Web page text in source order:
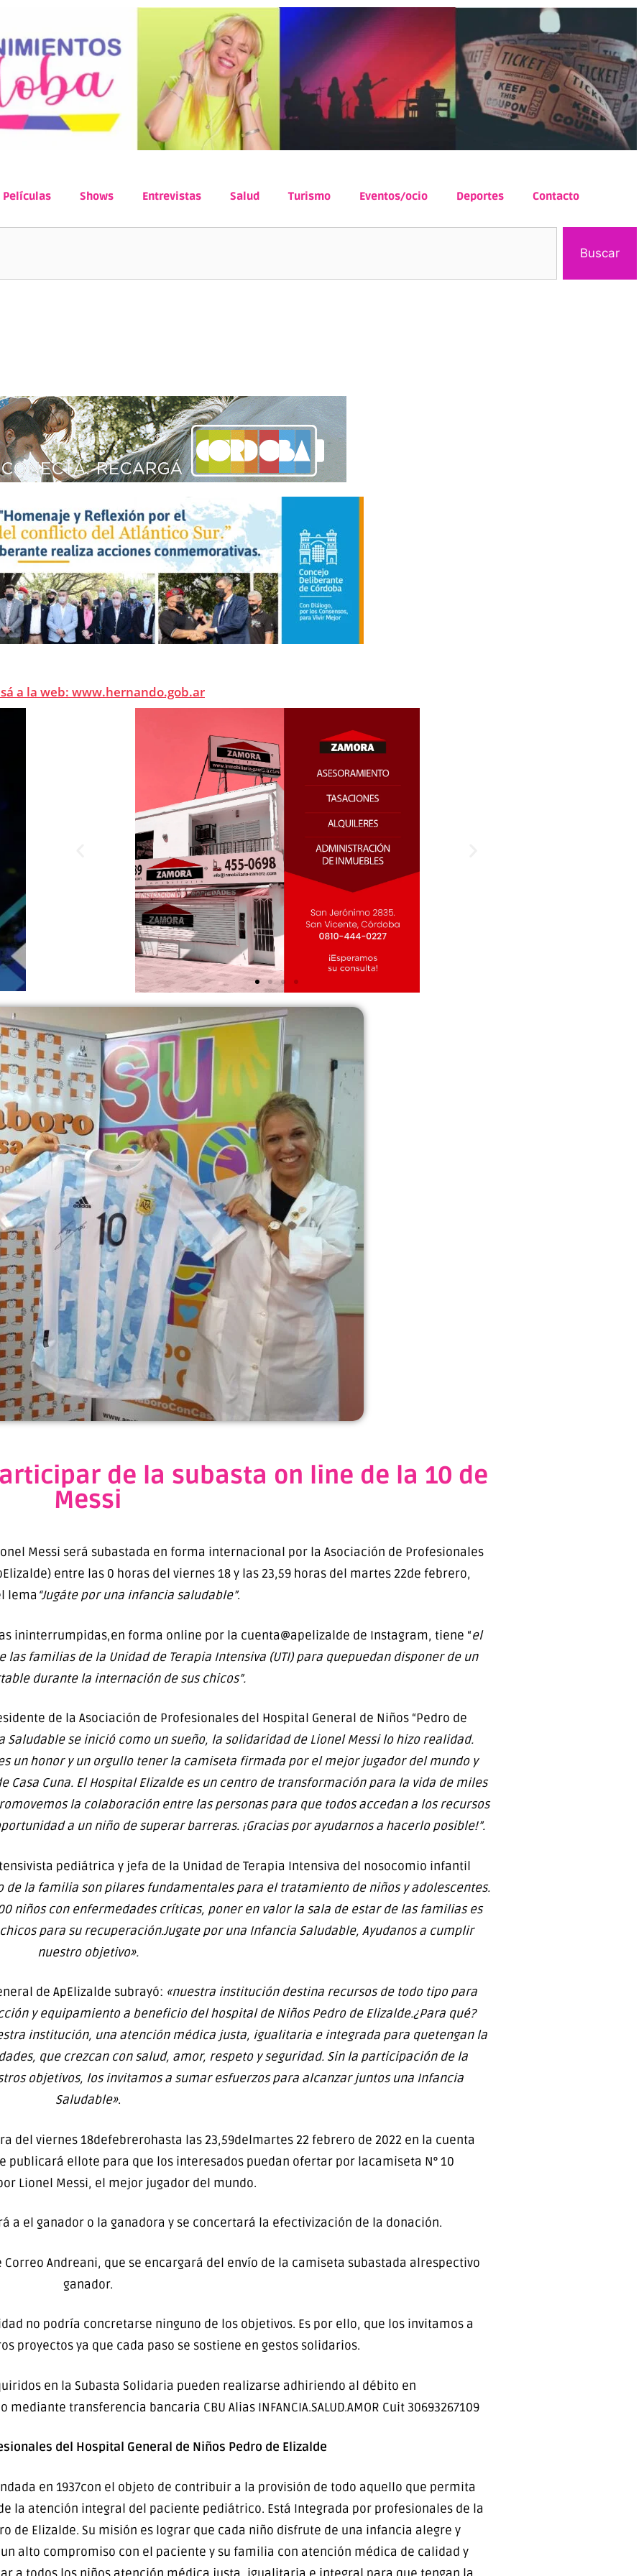
Películas Shows Entrevistas Salud Turismo Eventos/ocio Deportes Contacto
Buscar
a la web: www.hernando.gob.ar
de la subasta on line de la 10 de
Messi
Messi será subastada en forma internacional por la Asociación de Profesionales
entre las 0 horas del viernes 18 y las 23,59 horas del martes 22de febrero,
lema “Jugáte por una infancia saludable”.
ininterrumpidas,en forma online por la cuenta@apelizalde de Instagram, tiene “el
familias de la Unidad de Terapia Intensiva (UTI) para quepuedan disponer de un
durante la internación de sus chicos”.
de la Asociación de Profesionales del Hospital General de Niños “Pedro de
Saludable se inició como un sueño, la solidaridad de Lionel Messi lo hizo realidad.
un honor y un orgullo tener la camiseta firmada por el mejor jugador del mundo y
Cuna. El Hospital Elizalde es un centro de transformación para la vida de miles
la colaboración entre las personas para que todos accedan a los recursos
a un niño de superar barreras. ¡Gracias por ayudarnos a hacerlo posible!”.
pediátrica y jefa de la Unidad de Terapia Intensiva del nosocomio infantil
de la familia son pilares fundamentales para el tratamiento de niños y adolescentes.
niños con enfermedades críticas, poner en valor la sala de estar de las familias es
para su recuperación.Jugate por una Infancia Saludable, Ayudanos a cumplir
nuestro objetivo».
de ApElizalde subrayó: «nuestra institución destina recursos de todo tipo para
y equipamiento a beneficio del hospital de Niños Pedro de Elizalde.¿Para qué?
institución, una atención médica justa, igualitaria e integrada para quetengan la
que crezcan con salud, amor, respeto y seguridad. Sin la participación de la
objetivos, los invitamos a sumar esfuerzos para alcanzar juntos una Infancia
Saludable».
del viernes 18defebrerohasta las 23,59delmartes 22 febrero de 2022 en la cuenta
publicará ellote para que los interesados puedan ofertar por lacamiseta N° 10
Lionel Messi, el mejor jugador del mundo.
a el ganador o la ganadora y se concertará la efectivización de la donación.
Andreani, que se encargará del envío de la camiseta subastada alrespectivo
ganador.
no podría concretarse ninguno de los objetivos. Es por ello, que los invitamos a
proyectos ya que cada paso se sostiene en gestos solidarios.
en la Subasta Solidaria pueden realizarse adhiriendo al débito en
transferencia bancaria CBU Alias INFANCIA.SALUD.AMOR Cuit 30693267109
del Hospital General de Niños Pedro de Elizalde
en 1937con el objeto de contribuir a la provisión de todo aquello que permita
la atención integral del paciente pediátrico. Está Integrada por profesionales de la
de Elizalde. Su misión es lograr que cada niño disfrute de una infancia alegre y
alto compromiso con el paciente y su familia con atención médica de calidad y